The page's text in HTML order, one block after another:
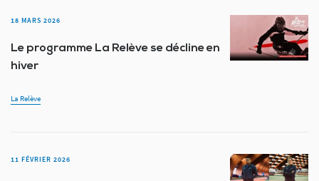
18 MARS 2026
Le programme La Relève se décline en
hiver
La Relève
11 FÉVRIER 2026